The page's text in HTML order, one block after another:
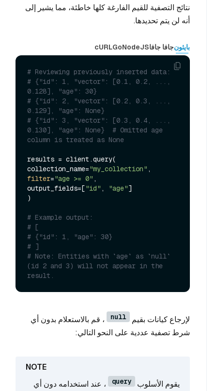
نتائج التصفية للقيم الفارغة كلها خاطئة، مما يشير إلى
أنه لن يتم تحديدها.
بايثونجافا جافاNodeJS
Go
cURL
# Reviewing previously inserted data:
# {"id": 1, "vector": [0.1, 0.2, ...,
0.128], "age": 30}
# {"id": 2, "vector": [0.2, 0.3, ...,
0.129], "age": None}
# {"id": 3, "vector": [0.3, 0.4, ...,
0.130], "age": None}  # Omitted age
column is treated as None
results = client.query(
collection_name="my_collection"
filter="age >= 0" ,
output_fields=["id" , "age"]
)
# Example output:
# [
# {"id": 1, "age": 30}
# ]
# Note: Entities with `age` as `null`
(id 2 and 3) will not appear in the
result.
لإرجاع كيانات بقيم null
، قم بالاستعلام بدون أي
شرط تصفية عددية على النحو التالي:
يقوم الأسلوب query
، عند استخدامه دون أي